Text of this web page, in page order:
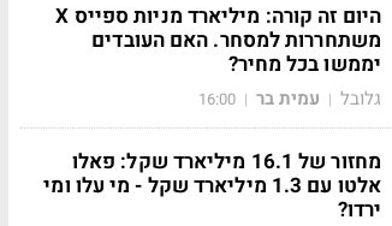
היום זה קורה: מיליארד מניות ספייס X
משתחררות למסחר. האם העובדים
יממשו בכל מחיר?
גלובל | עמית בר |
16:00
מחזור של 16.1 מיליארד שקל: פאלו
אלטו עם 1.3 מיליארד שקל - מי עלו ומי
ירדו?